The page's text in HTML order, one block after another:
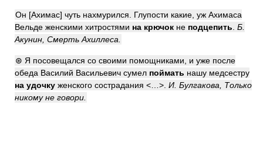
Он [Ахимас] чуть нахмурился. Глупости какие, уж Ахимаса
Вельде женскими хитростями на крючок не подцепить Б.
Акунин, Смерть Ахиллеса.
⊛ Я посовещался со своими помощниками, и уже после
обеда Василий Васильевич сумел поймать нашу медсестру
на удочку женского сострадания <…>. И. Булгакова, Только
никому не говори.